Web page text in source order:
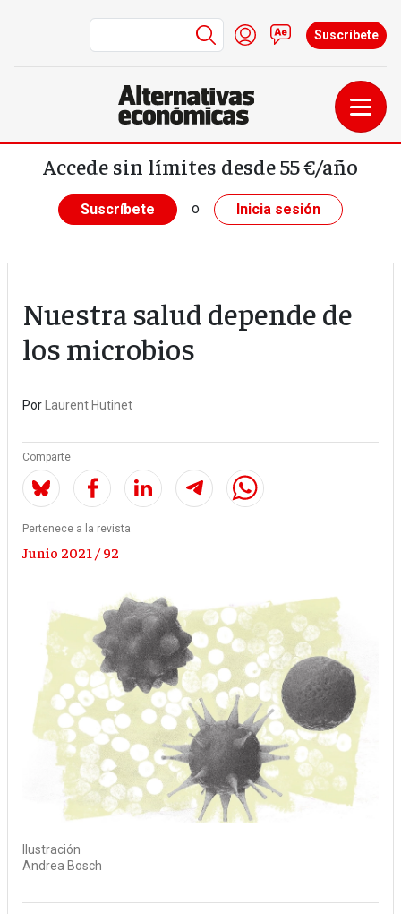
Pasar al contenido principal
Menú de cuenta de
Iniciar sesión
Contacto
Suscríbete
Accede sin límites desde 55 €/año
Suscríbete o Inicia sesión
Nuestra salud depende de
los microbios
Por Laurent Hutinet
Comparte
Pertenece a la revista
Junio 2021 / 92
Ilustración
Andrea Bosch